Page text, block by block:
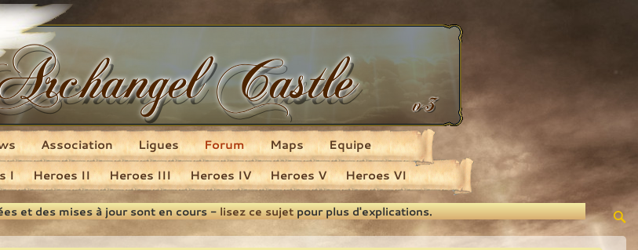
I Heroes II Heroes III Heroes IV Heroes V Heroes VI
Association Ligues Forum Maps Equipe
et des mises à jour sont en cours -lisez ce sujetpour plus d'explications.